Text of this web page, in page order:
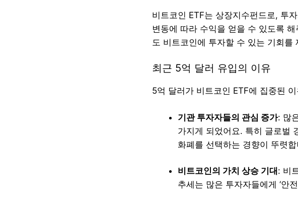
비트코인 ETF는 상장지수펀드로, 투
변동에 따라 수익을 얻을 수 있도록
도 비트코인에 투자할 수 있는 기회를
최근 5억 달러 유입의 이유
5억 달러가 비트코인 ETF에 집중된
기관 투자자들의 관심 증가: 많
가지게 되었어요. 특히 글로벌
화폐를 선택하는 경향이 뚜렷
비트코인의 가치 상승 기대 : 비
추세는 많은 투자자들에게 ‘안